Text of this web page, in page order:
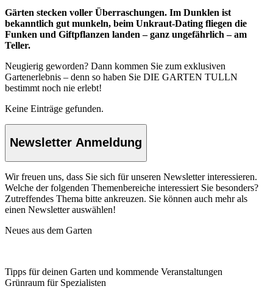
Gärten stecken voller Überraschungen. Im Dunklen ist
bekanntlich gut munkeln, beim Unkraut-Dating fliegen die
Funken und Giftpflanzen landen – ganz ungefährlich – am
Teller.
Neugierig geworden? Dann kommen Sie zum exklusiven
Gartenerlebnis – denn so haben Sie DIE GARTEN TULLN
bestimmt noch nie erlebt!
Keine Einträge gefunden.
Newsletter Anmeldung
Wir freuen uns, dass Sie sich für unseren Newsletter interessieren.
Welche der folgenden Themenbereiche interessiert Sie besonders?
Zutreffendes Thema bitte ankreuzen. Sie können auch mehr als
einen Newsletter auswählen!
Neues aus dem Garten
Tipps für deinen Garten und kommende Veranstaltungen
Grünraum für Spezialisten